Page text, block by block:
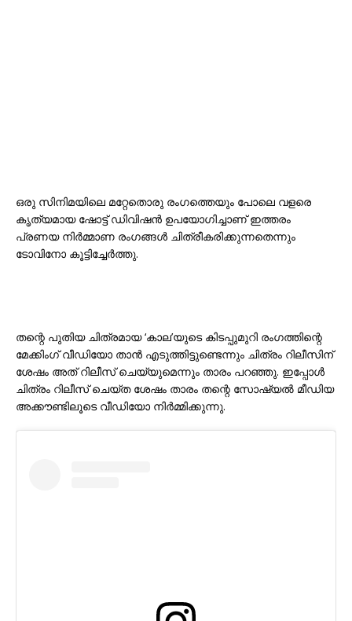
ഒരു സിനിമയിലെ മറ്റേതൊരു രംഗത്തെയും പോലെ വളരെ
കൃത്യമായ ഷോട്ട് ഡിവിഷൻ ഉപയോഗിച്ചാണ് ഇത്തരം
പ്രണയ നിർമ്മാണ രംഗങ്ങൾ ചിത്രീകരിക്കുന്നതെന്നും
ടോവിനോ കൂട്ടിച്ചേർത്തു.
തന്റെ പുതിയ ചിത്രമായ ‘കാല’യുടെ കിടപ്പുമുറി രംഗത്തിന്റെ
മേക്കിംഗ് വീഡിയോ താൻ എടുത്തിട്ടുണ്ടെന്നും ചിത്രം റിലീസിന്
ശേഷം അത് റിലീസ് ചെയ്യുമെന്നും താരം പറഞ്ഞു. ഇപ്പോൾ
ചിത്രം റിലീസ് ചെയ്ത ശേഷം താരം തന്റെ സോഷ്യൽ മീഡിയ
അക്കൗണ്ടിലൂടെ വീഡിയോ നിർമ്മിക്കുന്നു.